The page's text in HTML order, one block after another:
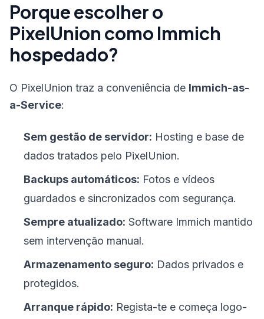
Porque escolher o
PixelUnion como Immich
hospedado?
O PixelUnion traz a conveniência de Immich-as-
a-Service:
Sem gestão de servidor: Hosting e base de
dados tratados pelo PixelUnion.
Backups automáticos: Fotos e vídeos
guardados e sincronizados com segurança.
Sempre atualizado: Software Immich mantido
sem intervenção manual.
Armazenamento seguro: Dados privados e
protegidos.
Arranque rápido: Regista-te e começa logo-